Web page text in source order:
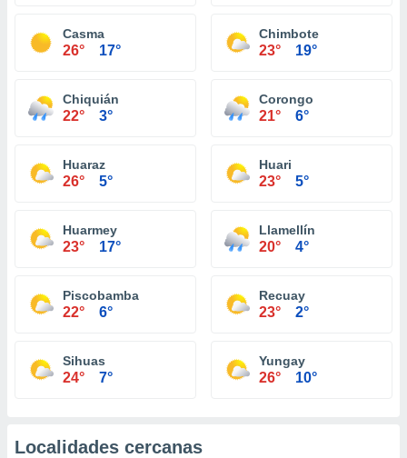
Casma
26° 17°
Chimbote
23° 19°
Chiquián
22° 3°
Corongo
21° 6°
Huaraz
26° 5°
Huari
23° 5°
Huarmey
23° 17°
Llamellín
20° 4°
Piscobamba
22° 6°
Recuay
23° 2°
Sihuas
24° 7°
Yungay
26° 10°
Localidades cercanas